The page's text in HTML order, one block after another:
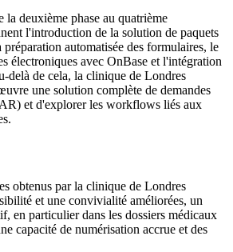
la deuxième phase au quatrième
l'introduction de la solution de paquets
automatisée des formulaires, le
électroniques avec OnBase et l'intégration
delà de cela, la clinique de Londres
une solution complète de demandes
et d'explorer les workflows liés aux
obtenus par la clinique de Londres
et une convivialité améliorées, un
en particulier dans les dossiers médicaux
capacité de numérisation accrue et des